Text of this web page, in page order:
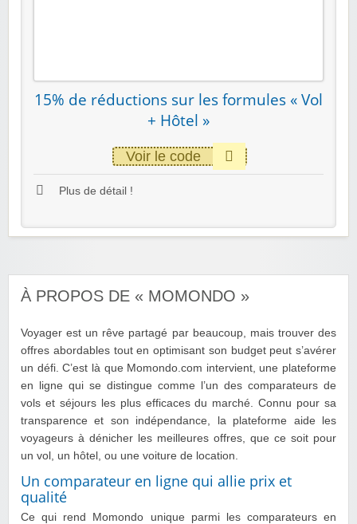
15% de réductions sur les formules « Vol
+ Hôtel »
Voir le code
Plus de détail !
À PROPOS DE « MOMONDO »
Voyager est un rêve partagé par beaucoup, mais trouver des
offres abordables tout en optimisant son budget peut s’avérer
un défi. C’est là que Momondo.com intervient, une plateforme
en ligne qui se distingue comme l’un des comparateurs de
vols et séjours les plus efficaces du marché. Connu pour sa
transparence et son indépendance, la plateforme aide les
voyageurs à dénicher les meilleures offres, que ce soit pour
un vol, un hôtel, ou une voiture de location.
Un comparateur en ligne qui allie prix et
qualité
Ce qui rend Momondo unique parmi les comparateurs en